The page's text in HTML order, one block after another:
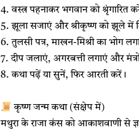
4. वस्त्र पहनाकर भगवान को श्रृंगारित
5. झूला सजाएं और श्रीकृष्ण को झूले में
6. तुलसी पत्र, माखन-मिश्री का भोग
7. दीप जलाएं, अगरबत्ती लगाएं और
8. कथा पढ़ें या सुनें, फिर आरती करें।
कृष्ण जन्म कथा (संक्षेप में)
मथुरा के राजा कंस को आकाशवाणी से